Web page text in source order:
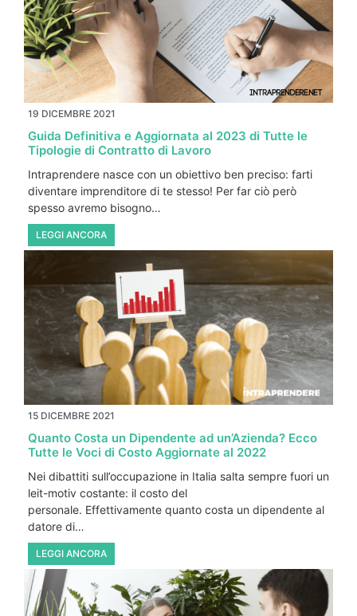
19 DICEMBRE 2021
Guida Definitiva e Aggiornata al 2023 di Tutte le
Tipologie di Contratto di Lavoro
Intraprendere nasce con un obiettivo ben preciso: farti
diventare imprenditore di te stesso! Per far ciò però
spesso avremo bisogno…
LEGGI ANCORA
15 DICEMBRE 2021
Quanto Costa un Dipendente ad un’Azienda? Ecco
Tutte le Voci di Costo Aggiornate al 2022
Nei dibattiti sull’occupazione in Italia salta sempre fuori un
leit-motiv costante: il costo del
personale. Effettivamente quanto costa un dipendente al
datore di…
LEGGI ANCORA